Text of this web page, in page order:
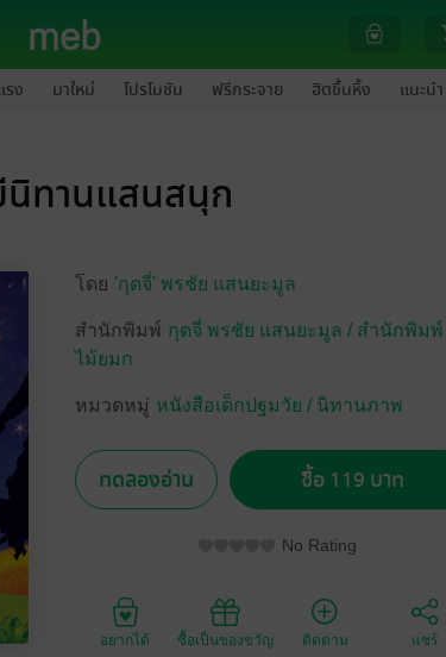
รง มาใหม่ โปรโมชัน ฟรีกระจาย ฮิตขึ้นหิ้ง แนะนำ
นิทานแสนสนุก
โดย 'กุดจี่' พรชัย แสนยะมูล
สำนักพิมพ์ กุดจี่ พรชัย แสนยะมูล / สำนักพิมพ์
ไม้ยมก
หมวดหมู่ หนังสือเด็กปฐมวัย / นิทานภาพ
ทดลองอ่าน ซื้อ 119 บาท
No Rating
อยากได้ ซื้อเป็นของขวัญ ติดตาม แชร์